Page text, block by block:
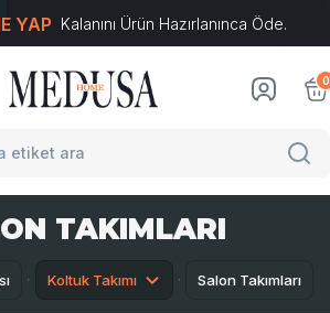
YAP Kalanını Ürün Hazırlanınca Öde.
0
TAKIMLARI
Koltuk Takımı Salon Takımları
E-Ticaret Sistemleriyle Hazırlanmıştır.